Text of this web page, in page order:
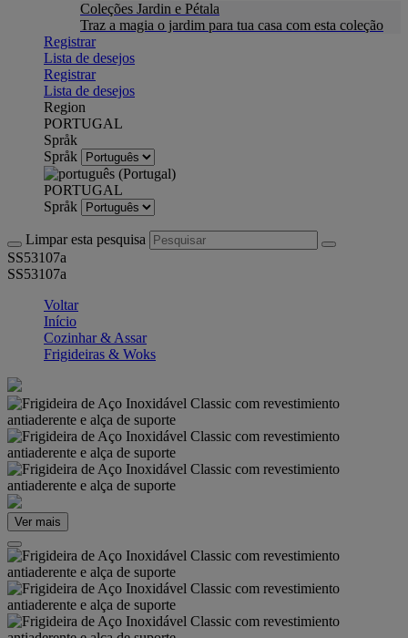
Coleções Jardin e Pétala
Traz a magia o jardim para tua casa com esta coleção
Registrar
Lista de desejos
Registrar
Lista de desejos
Region
PORTUGAL
Språk
Språk
PORTUGAL
Språk
Limpar esta pesquisa
SS53107a
SS53107a
Voltar
Início
Cozinhar & Assar
Frigideiras & Woks
Ver mais